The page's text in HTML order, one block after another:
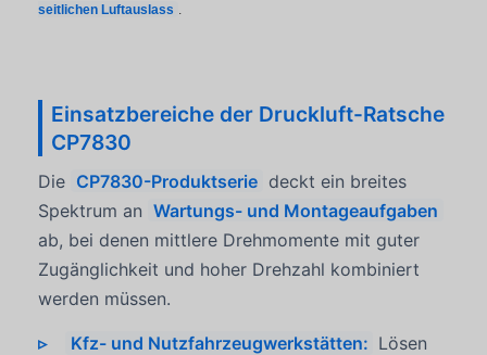
seitlichen Luftauslass .
Einsatzbereiche der Druckluft-Ratsche
CP7830
Die CP7830-Produktserie deckt ein breites
Spektrum an Wartungs- und Montageaufgaben
ab, bei denen mittlere Drehmomente mit guter
Zugänglichkeit und hoher Drehzahl kombiniert
werden müssen.
Kfz- und Nutzfahrzeugwerkstätten: Lösen